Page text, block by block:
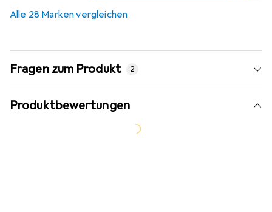
Alle 28 Marken vergleichen
Fragen zum Produkt 2
Produktbewertungen